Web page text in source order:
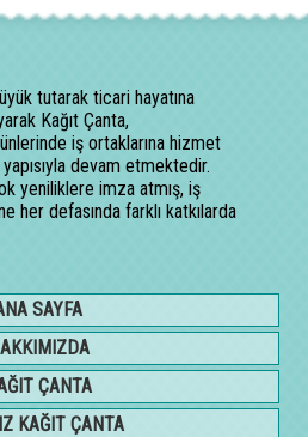
tutarak ticari hayatına
Kağıt Çanta,
iş ortaklarına hizmet
devam etmektedir.
yeniliklere imza atmış, iş
her defasında farklı katkılarda
SAYFA
ÇANTA
KAĞIT ÇANTA